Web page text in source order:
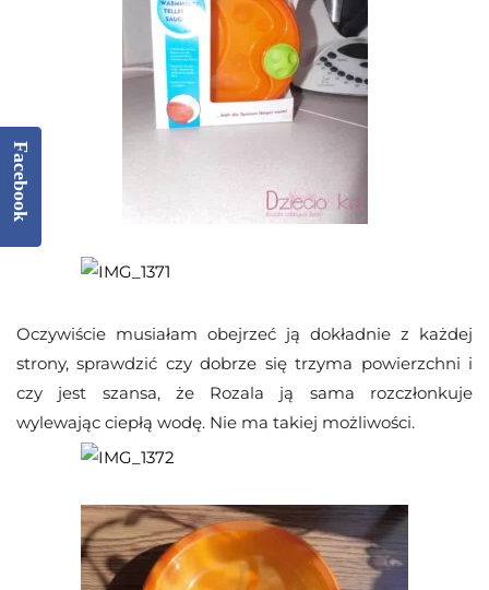
Oczywiście musiałam obejrzeć ją dokładnie z każdej
strony, sprawdzić czy dobrze się trzyma powierzchni i
czy jest szansa, że Rozala ją sama rozczłonkuje
wylewając ciepłą wodę. Nie ma takiej możliwości.
Facebook